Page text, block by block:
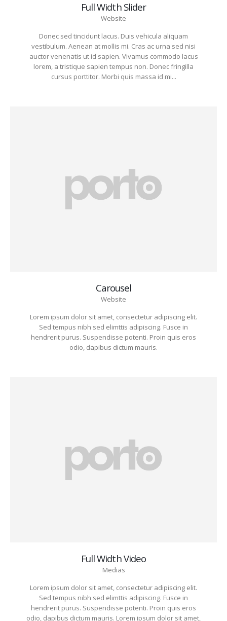
Full Width Slider
Website
Donec sed tincidunt lacus. Duis vehicula aliquam
vestibulum. Aenean at mollis mi. Cras ac urna sed nisi
auctor venenatis ut id sapien. Vivamus commodo lacus
lorem, a tristique sapien tempus non. Donec fringilla
cursus porttitor. Morbi quis massa id mi...
Carousel
Website
Lorem ipsum dolor sit amet, consectetur adipiscing elit.
Sed tempus nibh sed elimttis adipiscing. Fusce in
hendrerit purus. Suspendisse potenti. Proin quis eros
odio, dapibus dictum mauris.
Full Width Video
Medias
Lorem ipsum dolor sit amet, consectetur adipiscing elit.
Sed tempus nibh sed elimttis adipiscing. Fusce in
hendrerit purus. Suspendisse potenti. Proin quis eros
odio, dapibus dictum mauris. Lorem ipsum dolor sit amet,